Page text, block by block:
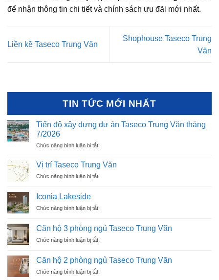
để nhận thông tin chi tiết và chính sách ưu đãi mới nhất.
Liền kề Taseco Trung Văn
Shophouse Taseco Trung
Văn
TIN TỨC MỚI NHẤT
Tiến độ xây dựng dự án Taseco Trung Văn tháng
7/2026
Chức năng bình luận bị tắtở
độ
xây
dựng
Trung
tháng
Vị trí Taseco Trung Văn
Chức năng bình luận bị tắtở
Trung
Iconia Lakeside
Chức năng bình luận bị tắtở
Lakeside
Căn hộ 3 phòng ngủ Taseco Trung Văn
Chức năng bình luận bị tắtở
3
phòng
Căn hộ 2 phòng ngủ Taseco Trung Văn
Chức năng bình luận bị tắtở